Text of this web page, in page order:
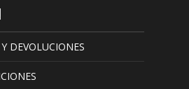
DEVOLUCIONES